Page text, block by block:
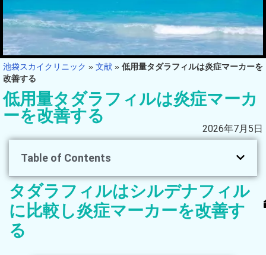
池袋スカイクリニック » 文献 » 低用量タダラフィルは炎症マーカーを
改善する
低用量タダラフィルは炎症マーカ
ーを改善する
2026年7月5日
Table of Contents
タダラフィルはシルデナフィル
に比較し炎症マーカーを改善す
る